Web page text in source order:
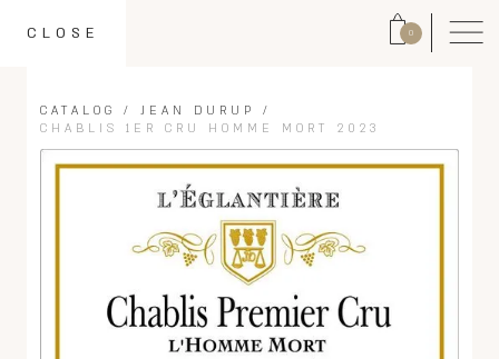
0
CLOSE
CATALOG / JEAN DURUP
/
CHABLIS 1ER CRU HOMME MORT 2023